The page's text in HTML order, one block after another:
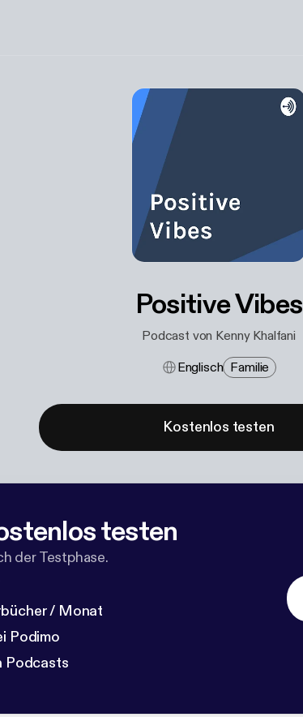
Positive Vibes
Podcast von Kenny Khalfani
Englisch Familie
Kostenlos testen
testen
der Testphase.
/ Monat
Podimo
Podcasts